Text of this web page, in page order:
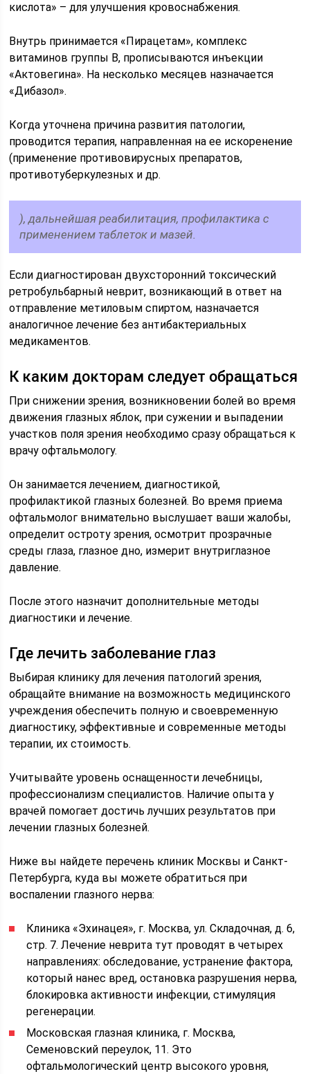
кислота» – для улучшения кровоснабжения.
Внутрь принимается «Пирацетам», комплекс
витаминов группы В, прописываются инъекции
«Актовегина». На несколько месяцев назначается
«Дибазол».
Когда уточнена причина развития патологии,
проводится терапия, направленная на ее искоренение
(применение противовирусных препаратов,
противотуберкулезных и др.
), дальнейшая реабилитация, профилактика с
применением таблеток и мазей.
Если диагностирован двухсторонний токсический
ретробульбарный неврит, возникающий в ответ на
отправление метиловым спиртом, назначается
аналогичное лечение без антибактериальных
медикаментов.
К каким докторам следует обращаться
При снижении зрения, возникновении болей во время
движения глазных яблок, при сужении и выпадении
участков поля зрения необходимо сразу обращаться к
врачу офтальмологу.
Он занимается лечением, диагностикой,
профилактикой глазных болезней. Во время приема
офтальмолог внимательно выслушает ваши жалобы,
определит остроту зрения, осмотрит прозрачные
среды глаза, глазное дно, измерит внутриглазное
давление.
После этого назначит дополнительные методы
диагностики и лечение.
Где лечить заболевание глаз
Выбирая клинику для лечения патологий зрения,
обращайте внимание на возможность медицинского
учреждения обеспечить полную и своевременную
диагностику, эффективные и современные методы
терапии, их стоимость.
Учитывайте уровень оснащенности лечебницы,
профессионализм специалистов. Наличие опыта у
врачей помогает достичь лучших результатов при
лечении глазных болезней.
Ниже вы найдете перечень клиник Москвы и Санкт-
Петербурга, куда вы можете обратиться при
воспалении глазного нерва:
Клиника «Эхинацея», г. Москва, ул. Складочная, д. 6,
стр. 7. Лечение неврита тут проводят в четырех
направлениях: обследование, устранение фактора,
который нанес вред, остановка разрушения нерва,
блокировка активности инфекции, стимуляция
регенерации.
Московская глазная клиника, г. Москва,
Семеновский переулок, 11. Это
офтальмологический центр высокого уровня,